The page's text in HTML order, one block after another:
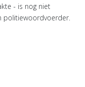
- is nog niet
politiewoordvoerder.